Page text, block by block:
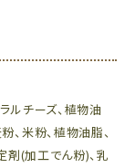
ルチーズ、植物油
、米粉、植物油脂、
剤(加工でん粉)、乳